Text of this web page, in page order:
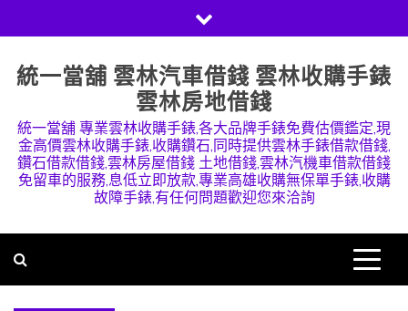
to
content
統一當舖 雲林汽車借錢 雲林收購手錶
雲林房地借錢
統一當舖 專業雲林收購手錶,各大品牌手錶免費估價鑑定,現
金高價雲林收購手錶,收購鑽石,同時提供雲林手錶借款借錢,
鑽石借款借錢,雲林房屋借錢 土地借錢,雲林汽機車借款借錢
免留車的服務,息低立即放款,專業高雄收購無保單手錶,收購
故障手錶,有任何問題歡迎您來洽詢